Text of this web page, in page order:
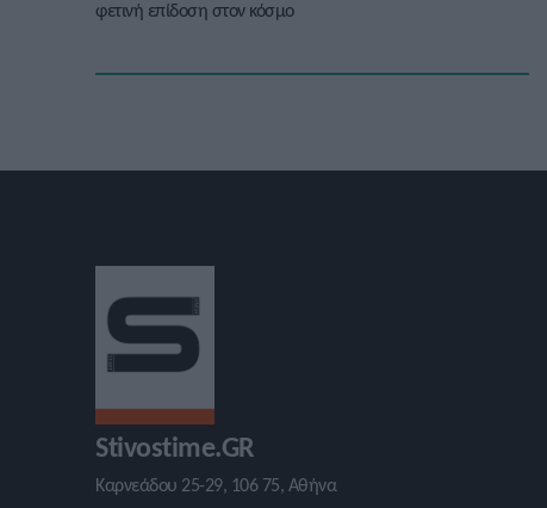
φετινή επίδοση στον κόσμο
Stivostime.GR
Καρνεάδου 25-29, 106 75, Αθήνα